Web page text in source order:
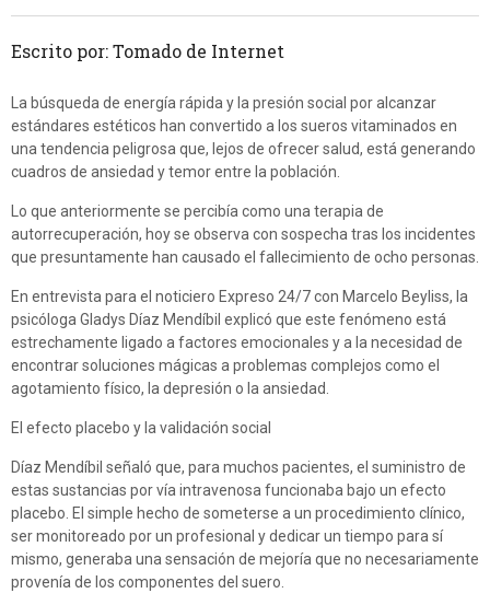
Escrito por: Tomado de Internet
La búsqueda de energía rápida y la presión social por alcanzar
estándares estéticos han convertido a los sueros vitaminados en
una tendencia peligrosa que, lejos de ofrecer salud, está generando
cuadros de ansiedad y temor entre la población.
Lo que anteriormente se percibía como una terapia de
autorrecuperación, hoy se observa con sospecha tras los incidentes
que presuntamente han causado el fallecimiento de ocho personas.
En entrevista para el noticiero Expreso 24/7 con Marcelo Beyliss, la
psicóloga Gladys Díaz Mendíbil explicó que este fenómeno está
estrechamente ligado a factores emocionales y a la necesidad de
encontrar soluciones mágicas a problemas complejos como el
agotamiento físico, la depresión o la ansiedad.
El efecto placebo y la validación social
Díaz Mendíbil señaló que, para muchos pacientes, el suministro de
estas sustancias por vía intravenosa funcionaba bajo un efecto
placebo. El simple hecho de someterse a un procedimiento clínico,
ser monitoreado por un profesional y dedicar un tiempo para sí
mismo, generaba una sensación de mejoría que no necesariamente
provenía de los componentes del suero.